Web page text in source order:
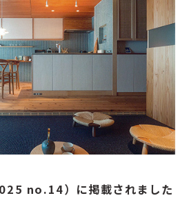
no.14）に掲載されました